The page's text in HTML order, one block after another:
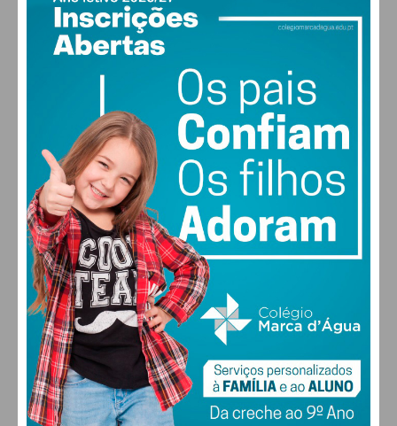
Eu li e concordo com ostermos e
condições
PAÇOS DE FERREIRA